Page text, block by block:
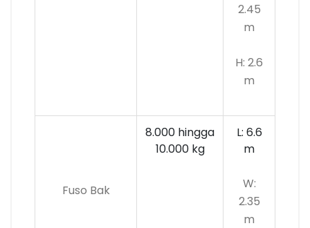
2.45
m
H: 2.6
m
Fuso Bak
8.000 hingga
10.000kg
L: 6.6
m
W:
2.35
m